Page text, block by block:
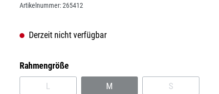
Artikelnummer:265412
Derzeit nicht verfügbar
Rahmengrößeauswählen
L M S